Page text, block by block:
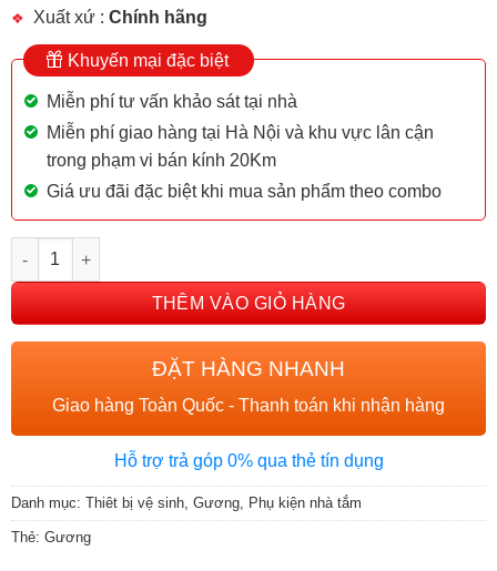
Xuất xứ : Chính hãng
Khuyến mại đặc biệt
Miễn phí tư vấn khảo sát tại nhà
Miễn phí giao hàng tại Hà Nội và khu vực lân cận
trong phạm vi bán kính 20Km
Giá ưu đãi đặc biệt khi mua sản phẩm theo combo
Gương viền thép đen GUONG_KBG936 số lượng
THÊM VÀO GIỎ HÀNG
ĐẶT HÀNG NHANH
Giao hàng Toàn Quốc - Thanh toán khi nhận hàng
Hỗ trợ trả góp 0% qua thẻ tín dụng
Danh mục: Thiêt bị vệ sinh, Gương, Phụ kiện nhà tắm
Thẻ: Gương